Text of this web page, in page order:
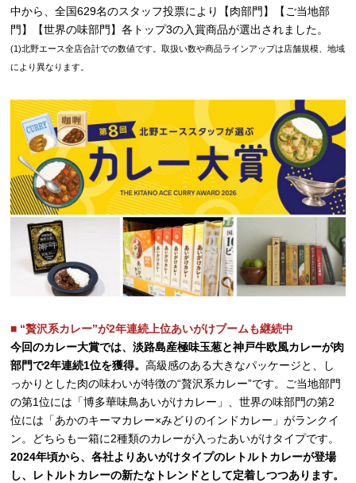
中から、全国629名のスタッフ投票により【肉部門】【ご当地部
門】【世界の味部門】各トップ3の入賞商品が選出されました。
(1)北野エース全店合計での数値です。取扱い数や商品ラインアップは店舗規模、地域
により異なります。
■ “贅沢系カレー”が2年連続上位あいがけブームも継続中
今回のカレー大賞では、淡路島産極味玉葱と神戸牛欧風カレーが肉
部門で2年連続1位を獲得。高級感のある大きなパッケージと、し
っかりとした肉の味わいが特徴の“贅沢系カレー”です。ご当地部門
の第1位には「博多華味鳥あいがけカレー」、世界の味部門の第2
位には「あかのキーマカレー×みどりのインドカレー」がランクイ
ン。どちらも一箱に2種類のカレーが入ったあいがけタイプです。
2024年頃から、各社よりあいがけタイプのレトルトカレーが登場
し、レトルトカレーの新たなトレンドとして定着しつつあります。